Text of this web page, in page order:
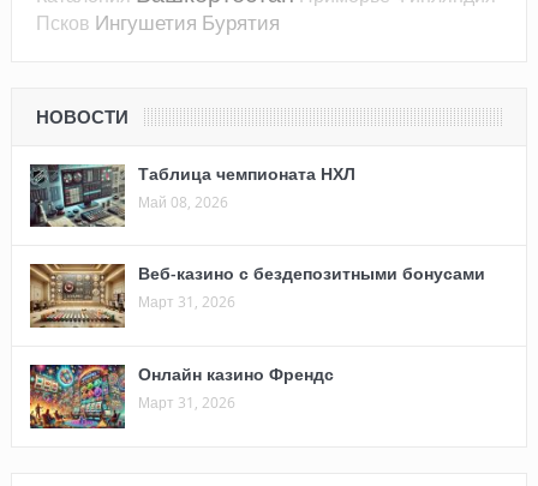
Псков Ингушетия Бурятия
НОВОСТИ
Таблица чемпионата НХЛ
Май 08, 2026
Веб-казино с бездепозитными бонусами
Март 31, 2026
Онлайн казино Френдс
Март 31, 2026